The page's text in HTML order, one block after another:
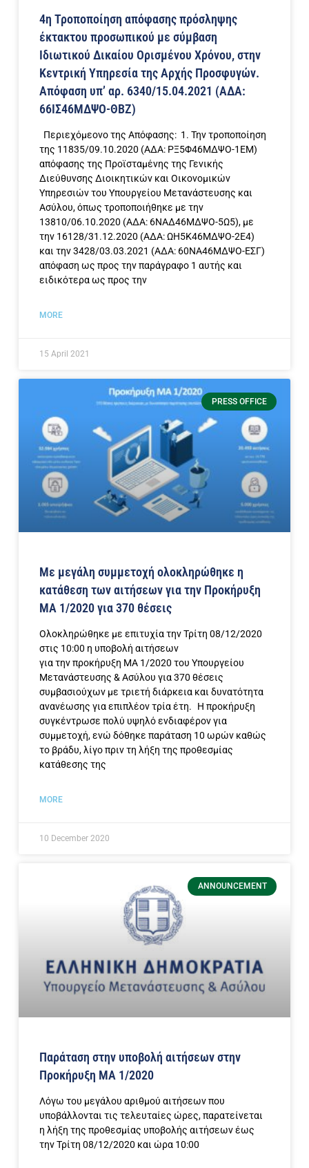
4η Τροποποίηση απόφασης πρόσληψης
έκτακτου προσωπικού με σύμβαση
Ιδιωτικού Δικαίου Ορισμένου Χρόνου, στην
Κεντρική Υπηρεσία της Αρχής Προσφυγών.
Απόφαση υπ’ αρ. 6340/15.04.2021 (ΑΔΑ:
66ΙΣ46ΜΔΨΟ-ΘΒΖ)
Περιεχόμεονο της Απόφασης: 1. Την τροποποίηση
της 11835/09.10.2020 (ΑΔΑ: ΡΞ5Φ46ΜΔΨΟ-1ΕΜ)
απόφασης της Προϊσταμένης της Γενικής
Διεύθυνσης Διοικητικών και Οικονομικών
Υπηρεσιών του Υπουργείου Μετανάστευσης και
Ασύλου, όπως τροποποιήθηκε με την
13810/06.10.2020 (ΑΔΑ: 6ΝΑΔ46ΜΔΨΟ-5Ω5), με
την 16128/31.12.2020 (ΑΔΑ: ΩΗ5Κ46ΜΔΨΟ-2Ε4)
και την 3428/03.03.2021 (ΑΔΑ: 60ΝΑ46ΜΔΨΟ-ΕΣΓ)
απόφαση ως προς την παράγραφο 1 αυτής και
ειδικότερα ως προς την
MORE
15 April 2021
PRESS OFFICE
Με μεγάλη συμμετοχή ολοκληρώθηκε η
κατάθεση των αιτήσεων για την Προκήρυξη
ΜΑ 1/2020 για 370 θέσεις
Ολοκληρώθηκε με επιτυχία την Τρίτη 08/12/2020
στις 10:00 η υποβολή αιτήσεων
για την προκήρυξη ΜΑ 1/2020 του Υπουργείου
Μετανάστευσης & Ασύλου για 370 θέσεις
συμβασιούχων με τριετή διάρκεια και δυνατότητα
ανανέωσης για επιπλέον τρία έτη. Η προκήρυξη
συγκέντρωσε πολύ υψηλό ενδιαφέρον για
συμμετοχή, ενώ δόθηκε παράταση 10 ωρών καθώς
το βράδυ, λίγο πριν τη λήξη της προθεσμίας
κατάθεσης της
MORE
10 December 2020
ANNOUNCEMENT
Παράταση στην υποβολή αιτήσεων στην
Προκήρυξη ΜΑ 1/2020
Λόγω του μεγάλου αριθμού αιτήσεων που
υποβάλλονται τις τελευταίες ώρες, παρατείνεται
η λήξη της προθεσμίας υποβολής αιτήσεων έως
την Τρίτη 08/12/2020 και ώρα 10:00